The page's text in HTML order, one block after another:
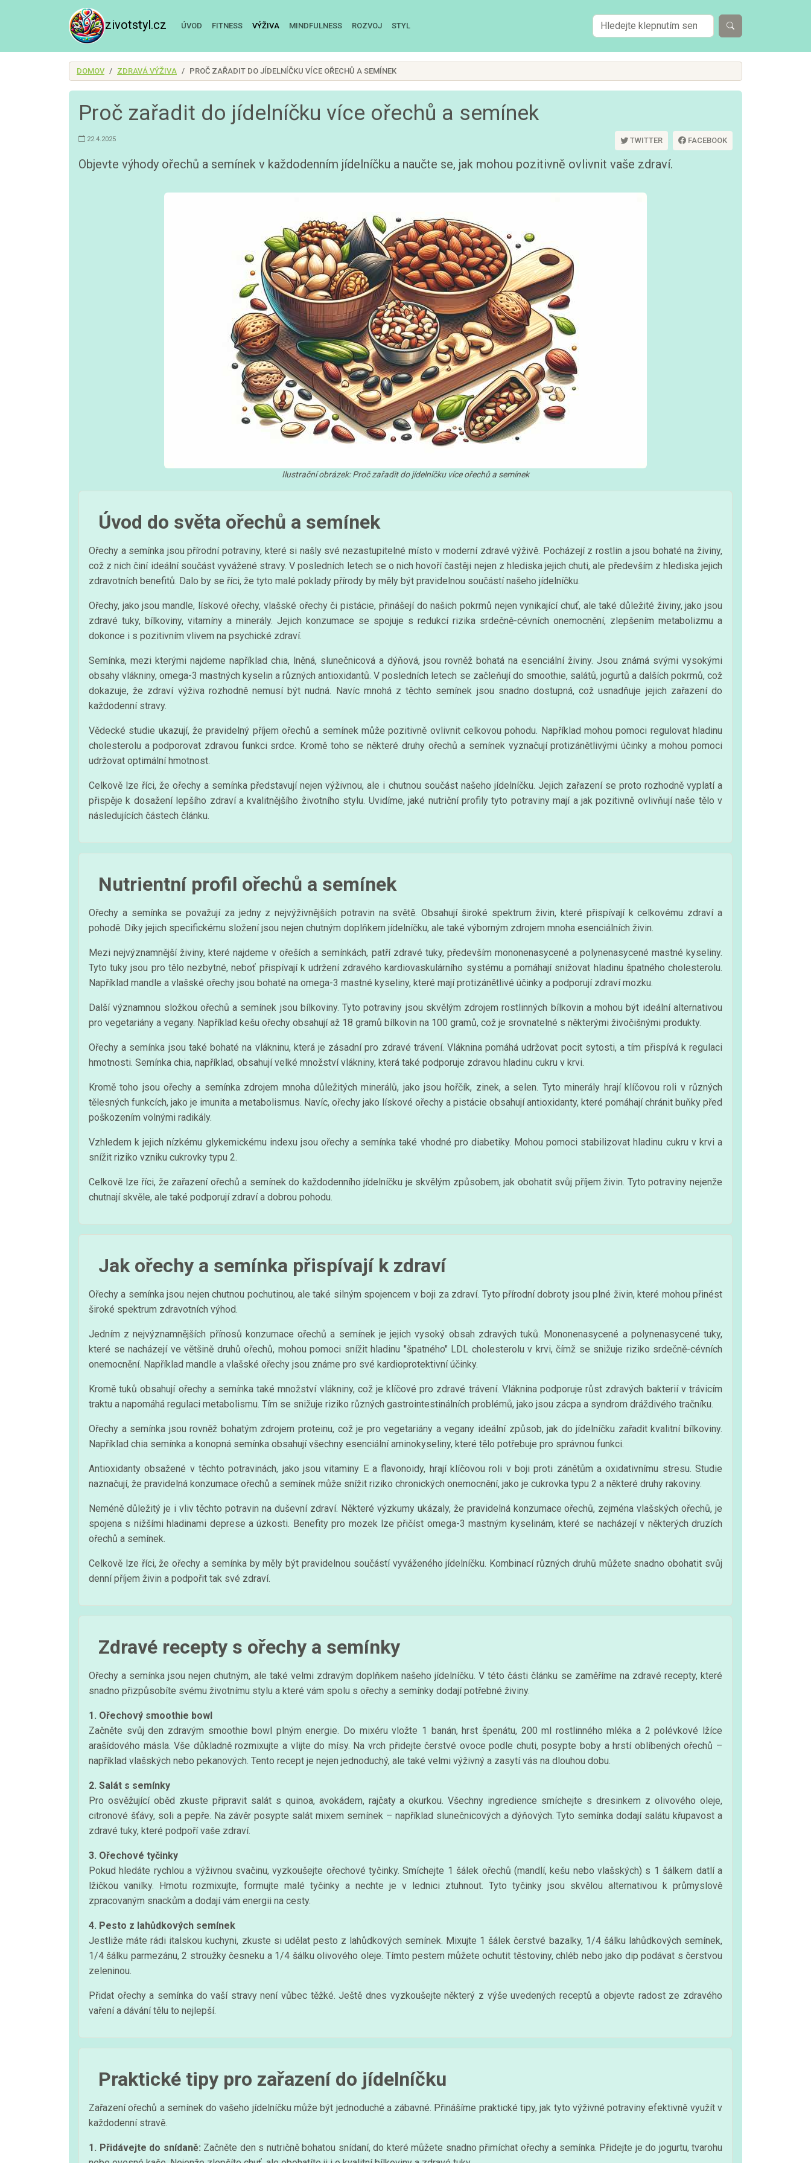
zivotstyl.cz ÚVOD FITNESS VÝŽIVA MINDFULNESS ROZVOJ STYL
DOMOV ZDRAVÁ VÝŽIVA PROČ ZAŘADIT DO JÍDELNÍČKU VÍCE OŘECHŮ A SEMÍNEK
Proč zařadit do jídelníčku více ořechů a semínek
22.4.2025 TWITTER FACEBOOK
Objevte výhody ořechů a semínek v každodenním jídelníčku a naučte se, jak mohou pozitivně ovlivnit vaše zdraví.
Ilustrační obrázek: Proč zařadit do jídelníčku více ořechů a semínek
Úvod do světa ořechů a semínek
Ořechy a semínka jsou přírodní potraviny, které si našly své nezastupitelné místo v moderní zdravé výživě. Pocházejí z rostlin a jsou bohaté na živiny,
což z nich činí ideální součást vyvážené stravy. V posledních letech se o nich hovoří častěji nejen z hlediska jejich chuti, ale především z hlediska jejich
zdravotních benefitů. Dalo by se říci, že tyto malé poklady přírody by měly být pravidelnou součástí našeho jídelníčku.
Ořechy, jako jsou mandle, lískové ořechy, vlašské ořechy či pistácie, přinášejí do našich pokrmů nejen vynikající chuť, ale také důležité živiny, jako jsou
zdravé tuky, bílkoviny, vitamíny a minerály. Jejich konzumace se spojuje s redukcí rizika srdečně-cévních onemocnění, zlepšením metabolizmu a
dokonce i s pozitivním vlivem na psychické zdraví.
Semínka, mezi kterými najdeme například chia, lněná, slunečnicová a dýňová, jsou rovněž bohatá na esenciální živiny. Jsou známá svými vysokými
obsahy vlákniny, omega-3 mastných kyselin a různých antioxidantů. V posledních letech se začleňují do smoothie, salátů, jogurtů a dalších pokrmů, což
dokazuje, že zdraví výživa rozhodně nemusí být nudná. Navíc mnohá z těchto semínek jsou snadno dostupná, což usnadňuje jejich zařazení do
každodenní stravy.
Vědecké studie ukazují, že pravidelný příjem ořechů a semínek může pozitivně ovlivnit celkovou pohodu. Například mohou pomoci regulovat hladinu
cholesterolu a podporovat zdravou funkci srdce. Kromě toho se některé druhy ořechů a semínek vyznačují protizánětlivými účinky a mohou pomoci
udržovat optimální hmotnost.
Celkově lze říci, že ořechy a semínka představují nejen výživnou, ale i chutnou součást našeho jídelníčku. Jejich zařazení se proto rozhodně vyplatí a
přispěje k dosažení lepšího zdraví a kvalitnějšího životního stylu. Uvidíme, jaké nutriční profily tyto potraviny mají a jak pozitivně ovlivňují naše tělo v
následujících částech článku.
Nutrientní profil ořechů a semínek
Ořechy a semínka se považují za jedny z nejvýživnějších potravin na světě. Obsahují široké spektrum živin, které přispívají k celkovému zdraví a
pohodě. Díky jejich specifickému složení jsou nejen chutným doplňkem jídelníčku, ale také výborným zdrojem mnoha esenciálních živin.
Mezi nejvýznamnější živiny, které najdeme v ořeších a semínkách, patří zdravé tuky, především mononenasycené a polynenasycené mastné kyseliny.
Tyto tuky jsou pro tělo nezbytné, neboť přispívají k udržení zdravého kardiovaskulárního systému a pomáhají snižovat hladinu špatného cholesterolu.
Například mandle a vlašské ořechy jsou bohaté na omega-3 mastné kyseliny, které mají protizánětlivé účinky a podporují zdraví mozku.
Další významnou složkou ořechů a semínek jsou bílkoviny. Tyto potraviny jsou skvělým zdrojem rostlinných bílkovin a mohou být ideální alternativou
pro vegetariány a vegany. Například kešu ořechy obsahují až 18 gramů bílkovin na 100 gramů, což je srovnatelné s některými živočišnými produkty.
Ořechy a semínka jsou také bohaté na vlákninu, která je zásadní pro zdravé trávení. Vláknina pomáhá udržovat pocit sytosti, a tím přispívá k regulaci
hmotnosti. Semínka chia, například, obsahují velké množství vlákniny, která také podporuje zdravou hladinu cukru v krvi.
Kromě toho jsou ořechy a semínka zdrojem mnoha důležitých minerálů, jako jsou hořčík, zinek, a selen. Tyto minerály hrají klíčovou roli v různých
tělesných funkcích, jako je imunita a metabolismus. Navíc, ořechy jako lískové ořechy a pistácie obsahují antioxidanty, které pomáhají chránit buňky před
poškozením volnými radikály.
Vzhledem k jejich nízkému glykemickému indexu jsou ořechy a semínka také vhodné pro diabetiky. Mohou pomoci stabilizovat hladinu cukru v krvi a
snížit riziko vzniku cukrovky typu 2.
Celkově lze říci, že zařazení ořechů a semínek do každodenního jídelníčku je skvělým způsobem, jak obohatit svůj příjem živin. Tyto potraviny nejenže
chutnají skvěle, ale také podporují zdraví a dobrou pohodu.
Jak ořechy a semínka přispívají k zdraví
Ořechy a semínka jsou nejen chutnou pochutinou, ale také silným spojencem v boji za zdraví. Tyto přírodní dobroty jsou plné živin, které mohou přinést
široké spektrum zdravotních výhod.
Jedním z nejvýznamnějších přínosů konzumace ořechů a semínek je jejich vysoký obsah zdravých tuků. Mononenasycené a polynenasycené tuky,
které se nacházejí ve většině druhů ořechů, mohou pomoci snížit hladinu "špatného" LDL cholesterolu v krvi, čímž se snižuje riziko srdečně-cévních
onemocnění. Například mandle a vlašské ořechy jsou známe pro své kardioprotektivní účinky.
Kromě tuků obsahují ořechy a semínka také množství vlákniny, což je klíčové pro zdravé trávení. Vláknina podporuje růst zdravých bakterií v trávicím
traktu a napomáhá regulaci metabolismu. Tím se snižuje riziko různých gastrointestinálních problémů, jako jsou zácpa a syndrom dráždivého tračníku.
Ořechy a semínka jsou rovněž bohatým zdrojem proteinu, což je pro vegetariány a vegany ideální způsob, jak do jídelníčku zařadit kvalitní bílkoviny.
Například chia semínka a konopná semínka obsahují všechny esenciální aminokyseliny, které tělo potřebuje pro správnou funkci.
Antioxidanty obsažené v těchto potravinách, jako jsou vitaminy E a flavonoidy, hrají klíčovou roli v boji proti zánětům a oxidativnímu stresu. Studie
naznačují, že pravidelná konzumace ořechů a semínek může snížit riziko chronických onemocnění, jako je cukrovka typu 2 a některé druhy rakoviny.
Neméně důležitý je i vliv těchto potravin na duševní zdraví. Některé výzkumy ukázaly, že pravidelná konzumace ořechů, zejména vlašských ořechů, je
spojena s nižšími hladinami deprese a úzkosti. Benefity pro mozek lze přičíst omega-3 mastným kyselinám, které se nacházejí v některých druzích
ořechů a semínek.
Celkově lze říci, že ořechy a semínka by měly být pravidelnou součástí vyváženého jídelníčku. Kombinací různých druhů můžete snadno obohatit svůj
denní příjem živin a podpořit tak své zdraví.
Zdravé recepty s ořechy a semínky
Ořechy a semínka jsou nejen chutným, ale také velmi zdravým doplňkem našeho jídelníčku. V této části článku se zaměříme na zdravé recepty, které
snadno přizpůsobíte svému životnímu stylu a které vám spolu s ořechy a semínky dodají potřebné živiny.
1. Ořechový smoothie bowl
Začněte svůj den zdravým smoothie bowl plným energie. Do mixéru vložte 1 banán, hrst špenátu, 200 ml rostlinného mléka a 2 polévkové lžíce
arašídového másla. Vše důkladně rozmixujte a vlijte do mísy. Na vrch přidejte čerstvé ovoce podle chuti, posypte boby a hrstí oblíbených ořechů –
například vlašských nebo pekanových. Tento recept je nejen jednoduchý, ale také velmi výživný a zasytí vás na dlouhou dobu.
2. Salát s semínky
Pro osvěžující oběd zkuste připravit salát s quinoa, avokádem, rajčaty a okurkou. Všechny ingredience smíchejte s dresinkem z olivového oleje,
citronové šťávy, soli a pepře. Na závěr posypte salát mixem semínek – například slunečnicových a dýňových. Tyto semínka dodají salátu křupavost a
zdravé tuky, které podpoří vaše zdraví.
3. Ořechové tyčinky
Pokud hledáte rychlou a výživnou svačinu, vyzkoušejte ořechové tyčinky. Smíchejte 1 šálek ořechů (mandlí, kešu nebo vlašských) s 1 šálkem datlí a
lžičkou vanilky. Hmotu rozmixujte, formujte malé tyčinky a nechte je v lednici ztuhnout. Tyto tyčinky jsou skvělou alternativou k průmyslově
zpracovaným snackům a dodají vám energii na cesty.
4. Pesto z lahůdkových semínek
Jestliže máte rádi italskou kuchyni, zkuste si udělat pesto z lahůdkových semínek. Mixujte 1 šálek čerstvé bazalky, 1/4 šálku lahůdkových semínek,
1/4 šálku parmezánu, 2 stroužky česneku a 1/4 šálku olivového oleje. Tímto pestem můžete ochutit těstoviny, chléb nebo jako dip podávat s čerstvou
zeleninou.
Přidat ořechy a semínka do vaší stravy není vůbec těžké. Ještě dnes vyzkoušejte některý z výše uvedených receptů a objevte radost ze zdravého
vaření a dávání tělu to nejlepší.
Praktické tipy pro zařazení do jídelníčku
Zařazení ořechů a semínek do vašeho jídelníčku může být jednoduché a zábavné. Přinášíme praktické tipy, jak tyto výživné potraviny efektivně využít v
každodenní stravě.
1. Přidávejte do snídaně: Začněte den s nutričně bohatou snídaní, do které můžete snadno přimíchat ořechy a semínka. Přidejte je do jogurtu, tvarohu